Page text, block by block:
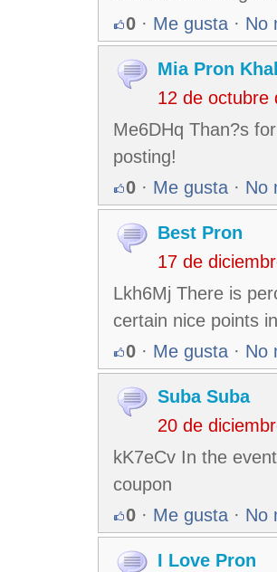
0 · Me gusta · No
Mia Pron
12 de octubre
Me6DHq Than?s for
posting!
0 · Me gusta · No
Best Pron
17 de
Lkh6Mj There is
certain nice points
0 · Me gusta · No
Suba Suba
20 de
kK7eCv In the event
coupon
0 · Me gusta · No
I Love Pron